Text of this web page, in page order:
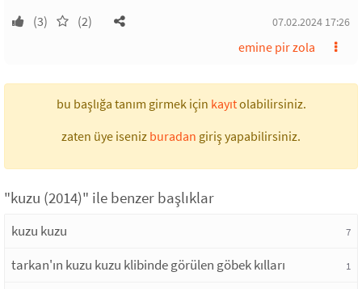
(3) (2) 07.02.2024 17:26
emine pir zola
bu başlığa tanım girmek için kayıtolabilirsiniz.
zaten üye iseniz buradan giriş yapabilirsiniz.
"kuzu (2014)" ile benzer başlıklar
kuzu kuzu 7
tarkan'ın kuzu kuzu klibinde görülen göbek kılları 1